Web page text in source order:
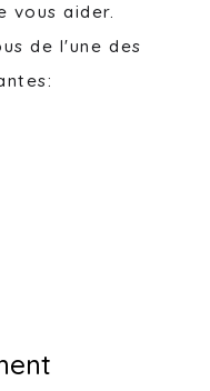
vous aider.
de l'une des